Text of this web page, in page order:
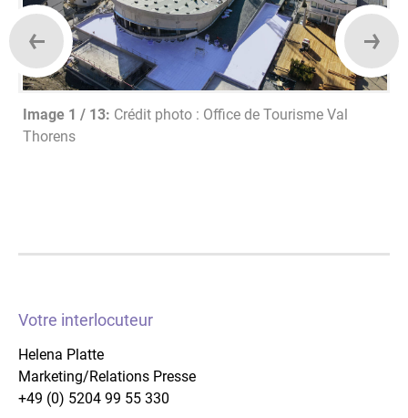
Image 1 / 13: Crédit photo : Office de Tourisme Val
Thorens
Votre interlocuteur
Helena Platte
Marketing/Relations Presse
+49 (0) 5204 99 55 330